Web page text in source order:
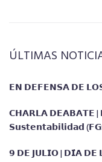
ÚLTIMAS
𝗘𝗡 𝗗𝗘𝗙𝗘𝗡𝗦𝗔 𝗗𝗘
𝗖𝗛𝗔𝗥𝗟𝗔 𝗗𝗘𝗔𝗕𝗔𝗧𝗘 |
𝗦𝘂𝘀𝘁𝗲𝗻𝘁𝗮𝗯𝗶𝗹𝗶𝗱𝗮𝗱
𝟵 𝗗𝗘 𝗝𝗨𝗟𝗜𝗢 | 𝗗𝗜́𝗔